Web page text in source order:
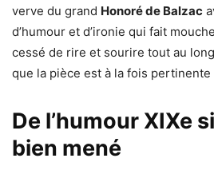
verve du grand Honoré de Balzac
d’humour et d’ironie qui fait
cessé de rire et sourire tout au
que la pièce est à la fois
De l’humour XIXe
bien mené